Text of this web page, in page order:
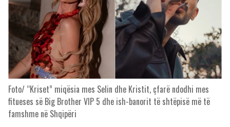
Foto/ “Kriset” miqësia mes Selin dhe Kristit, çfarë ndodhi mes
fitueses së Big Brother VIP 5 dhe ish-banorit të shtëpisë më të
famshme në Shqipëri